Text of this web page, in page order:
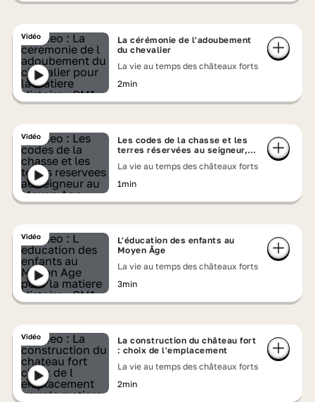
Vidéo
La cérémonie de l'adoubement
du chevalier
La vie au temps des châteaux forts
2min
Vidéo
Les codes de la chasse et les
terres réservées au seigneur,
La vie au temps des châteaux forts
1min
Vidéo
L'éducation des enfants au
Moyen Âge
La vie au temps des châteaux forts
3min
Vidéo
La construction du château fort
: choix de l'emplacement
La vie au temps des châteaux forts
2min